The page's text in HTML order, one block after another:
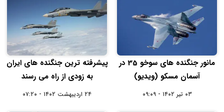
مانور جنگنده های سوخو 35 در
آسمان مسکو (ویدیو)
۰۳ تیر ۱۴۰۲ - ۰۹:۰۹
پیشرفته ترین جنگنده های ایران
به زودی از راه می رسند
۲۴ اردیبهشت ۱۴۰۲ - ۰۷:۲۰